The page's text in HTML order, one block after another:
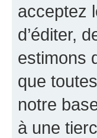
acceptez
d’éditer,
estimons
que
notre
à une